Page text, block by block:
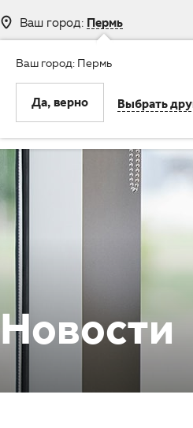
Ваш город: Пермь
Ваш город: Пермь
Да, верно Выбрать
Новости